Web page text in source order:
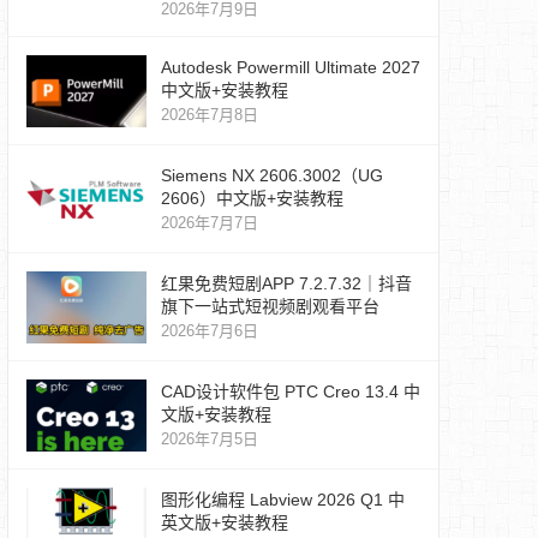
2026年7月9日
Autodesk Powermill Ultimate 2027
中文版+安装教程
2026年7月8日
Siemens NX 2606.3002（UG
2606）中文版+安装教程
2026年7月7日
红果免费短剧APP 7.2.7.32｜抖音
旗下一站式短视频剧观看平台
2026年7月6日
CAD设计软件包 PTC Creo 13.4 中
文版+安装教程
2026年7月5日
图形化编程 Labview 2026 Q1 中
英文版+安装教程